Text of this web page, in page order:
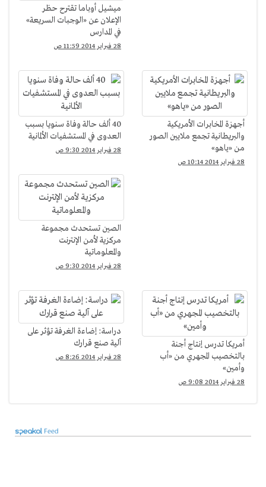
ميشيل أوباما تقترح حظر
الإعلان عن «الوجبات السريعة»
في المدارس
28 فبراير 2014 11:59 ص
أجهزة المخابرات الأمريكية
والبريطانية تجمع ملايين الصور
من «ياهو»
28 فبراير 2014 10:14 ص
40 ألف حالة وفاة سنويا بسبب
العدوى في المستشفيات الألمانية
28 فبراير 2014 9:30 ص
الصين تستحدث مجموعة
مركزية لأمن الإنترنت
والمعلوماتية
28 فبراير 2014 9:30 ص
أمريكا تدرس إنتاج أجنة
بالتخصيب المجهري من «أب
وأمين»
28 فبراير 2014 9:08 ص
دراسة: إضاءة الغرفة تؤثر على
آلية صنع قرارك
28 فبراير 2014 8:26 ص